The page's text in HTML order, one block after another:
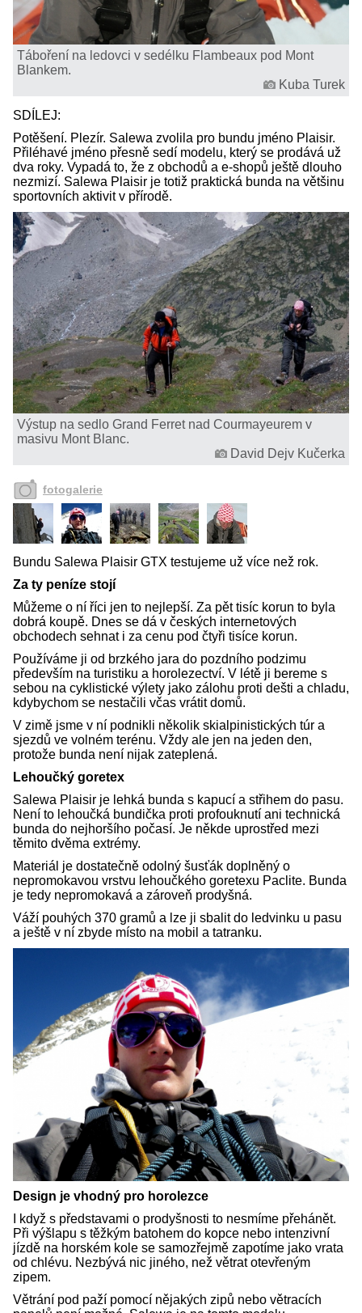
Táboření na ledovci v sedélku Flambeaux pod Mont
Blankem.
Kuba Turek
SDÍLEJ:
Potěšení. Plezír. Salewa zvolila pro bundu jméno Plaisir.
Přiléhavé jméno přesně sedí modelu, který se prodává už
dva roky. Vypadá to, že z obchodů a e-shopů ještě dlouho
nezmizí. Salewa Plaisir je totiž praktická bunda na většinu
sportovních aktivit v přírodě.
Výstup na sedlo Grand Ferret nad Courmayeurem v
masivu Mont Blanc.
David Dejv Kučerka
fotogalerie
Bundu Salewa Plaisir GTX testujeme už více než rok.
Za ty peníze stojí
Můžeme o ní říci jen to nejlepší. Za pět tisíc korun to byla
dobrá koupě. Dnes se dá v českých internetových
obchodech sehnat i za cenu pod čtyři tisíce korun.
Používáme ji od brzkého jara do pozdního podzimu
především na turistiku a horolezectví. V létě ji bereme s
sebou na cyklistické výlety jako zálohu proti dešti a chladu,
kdybychom se nestačili včas vrátit domů.
V zimě jsme v ní podnikli několik skialpinistických túr a
sjezdů ve volném terénu. Vždy ale jen na jeden den,
protože bunda není nijak zateplená.
Lehoučký goretex
Salewa Plaisir je lehká bunda s kapucí a střihem do pasu.
Není to lehoučká bundička proti profouknutí ani technická
bunda do nejhoršího počasí. Je někde uprostřed mezi
těmito dvěma extrémy.
Materiál je dostatečně odolný šusťák doplněný o
nepromokavou vrstvu lehoučkého goretexu Paclite. Bunda
je tedy nepromokavá a zároveň prodyšná.
Váží pouhých 370 gramů a lze ji sbalit do ledvinku u pasu
a ještě v ní zbyde místo na mobil a tatranku.
Design je vhodný pro horolezce
I když s představami o prodyšnosti to nesmíme přehánět.
Při výšlapu s těžkým batohem do kopce nebo intenzivní
jízdě na horském kole se samozřejmě zapotíme jako vrata
od chlévu. Nezbývá nic jiného, než větrat otevřeným
zipem.
Větrání pod paží pomocí nějakých zipů nebo větracích